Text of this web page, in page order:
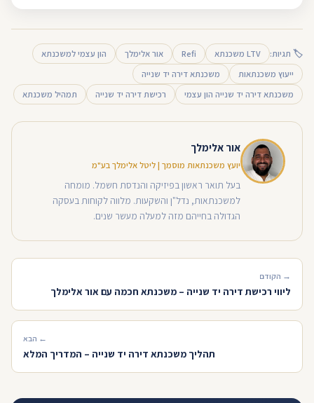
🏷 תגיות: LTV משכנתא Refi אור אלימלך
הון עצמי למשכנתא
ייעוץ משכנתאות
משכנתא דירה יד שנייה
משכנתא דירה יד שנייה הון עצמי
רכישת דירה יד שנייה תמהיל משכנתא
אור אלימלך
יועץ משכנתאות מוסמך | ליטל אלימלך בע"מ
בעל תואר ראשון בפיזיקה והנדסת חשמל. מומחה
למשכנתאות, נדל"ן והשקעות. מלווה לקוחות בעסקה
הגדולה בחייהם מזה למעלה מעשר שנים.
→ הקודם
ליווי רכישת דירה יד שנייה – משכנתא חכמה עם אור אלימלך
← הבא
תהליך משכנתא דירה יד שנייה – המדריך המלא